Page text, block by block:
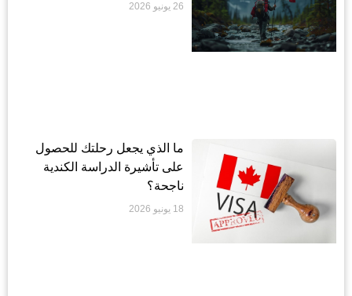
26 يونيو 2026
ما الذي يجعل رحلتك للحصول
على تأشيرة الدراسة الكندية
ناجحة؟
18 يونيو 2026